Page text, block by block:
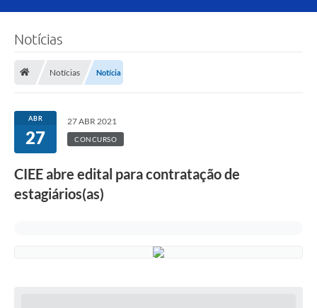
Transparência
Secretarias
Ouvidoria
Notícias
Notícias Notícia
ABR
27
27 ABR 2021
CONCURSO
CIEE abre edital para contratação de
estagiários(as)